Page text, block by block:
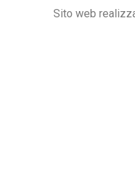
Sito web